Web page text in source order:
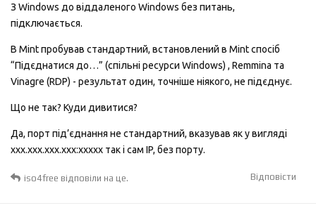
З Windows до віддаленого Windows без питань,
підключається.
В Mint пробував стандартний, встановлений в Mint спосіб
“Підєднатися до…” (спільні ресурси Windows) , Remmina та
Vinagre (RDP) - результат один, точніше ніякого, не підєднує.
Що не так? Куди дивитися?
Да, порт під’єднання не стандартний, вказував як у вигляді
ххх.ххх.ххх.ххх:ххххх так і сам IP, без порту.
Відповісти
iso4free відповіли на це.